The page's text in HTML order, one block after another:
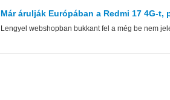
Már árulják Európában a Redmi 17 4G-t,
Lengyel webshopban bukkant fel a még be nem